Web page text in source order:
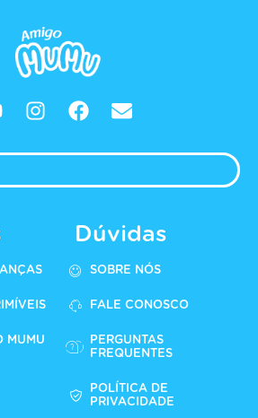
MUMU
Dúvidas
SOBRE NÓS
FALE CONOSCO
PERGUNTAS
FREQUENTES
POLÍTICA DE
PRIVACIDADE